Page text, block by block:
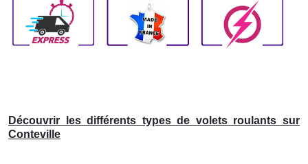
Découvrir les différents types de volets roulants sur
Conteville